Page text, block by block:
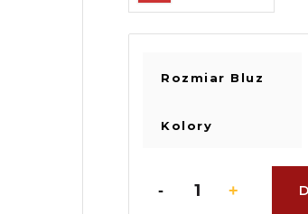
Rozmiar Bluz
Kolory